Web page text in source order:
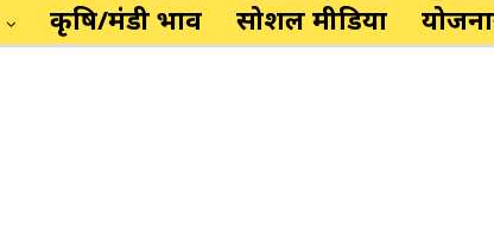
कृषि/मंडी भाव सोशल मीडिया